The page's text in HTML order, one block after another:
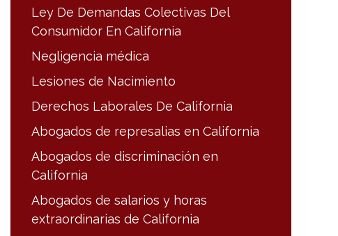
Ley De Demandas Colectivas Del
Consumidor En California
Negligencia médica
Lesiones de Nacimiento
Derechos Laborales De California
Abogados de represalias en California
Abogados de discriminación en
California
Abogados de salarios y horas
extraordinarias de California